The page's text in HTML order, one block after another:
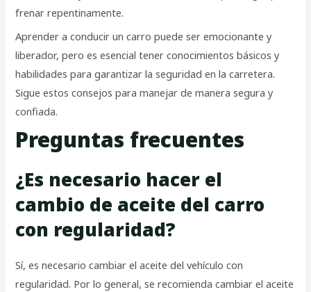
frenar repentinamente.
Aprender a conducir un carro puede ser emocionante y
liberador, pero es esencial tener conocimientos básicos y
habilidades para garantizar la seguridad en la carretera.
Sigue estos consejos para manejar de manera segura y
confiada.
Preguntas frecuentes
¿Es necesario hacer el
cambio de aceite del carro
con regularidad?
Sí, es necesario cambiar el aceite del vehículo con
regularidad. Por lo general, se recomienda cambiar el aceite